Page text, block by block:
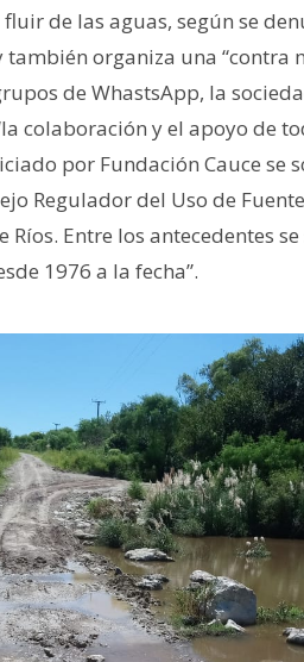
de las aguas, según se
también organiza una “contra
de WhastsApp, la
colaboración y el apoyo de
por Fundación Cauce se
Regulador del Uso de
Entre los antecedentes
1976 a la fecha”.